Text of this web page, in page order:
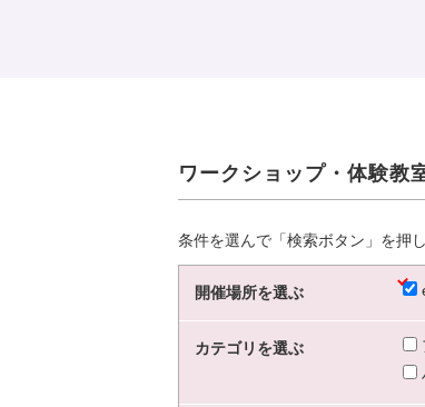
ワークショップ・体験教
条件を選んで「検索ボタン」を押
開催場所を選ぶ
カテゴリを選ぶ